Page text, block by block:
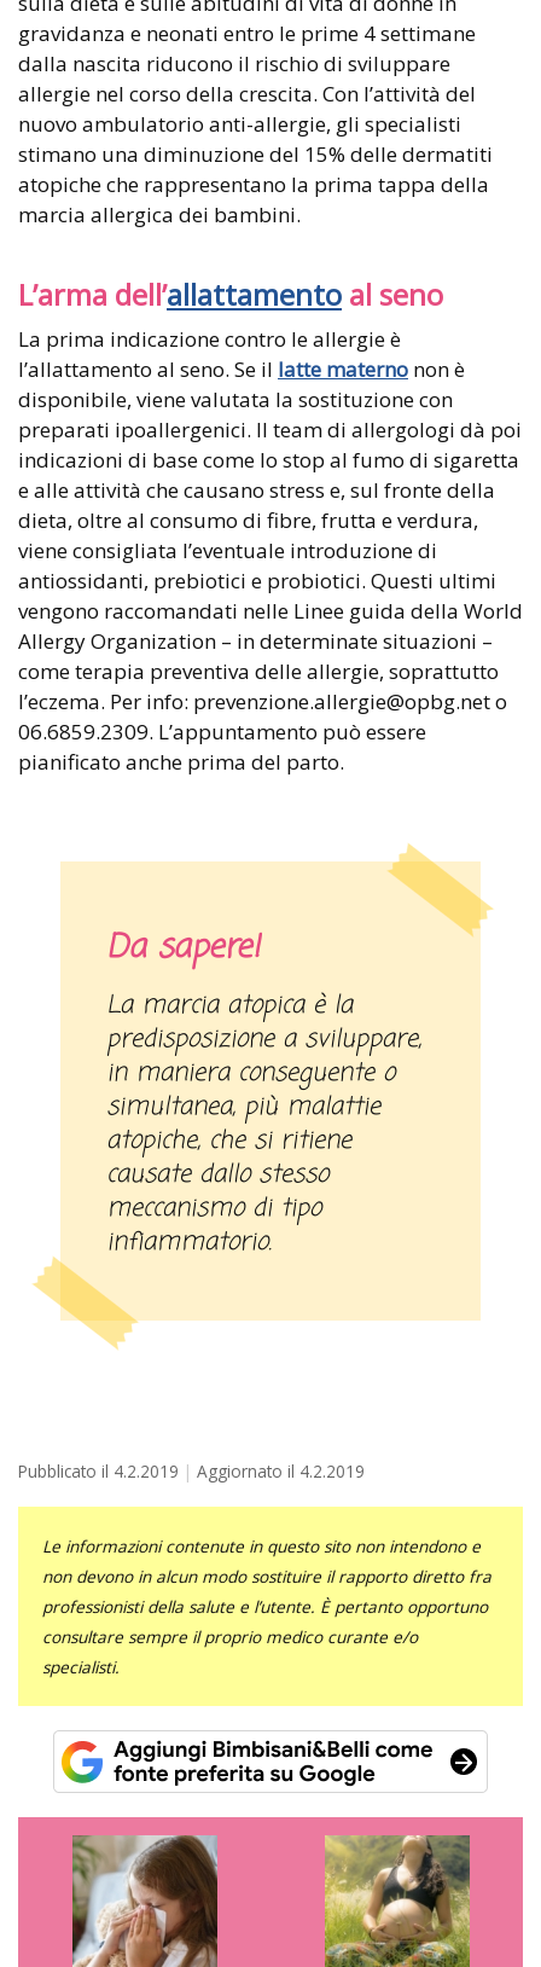
gravidanza e neonati entro le prime 4 settimane
dalla nascita riducono il rischio di sviluppare
allergie nel corso della crescita. Con l’attività del
nuovo ambulatorio anti-allergie, gli specialisti
stimano una diminuzione del 15% delle dermatiti
atopiche che rappresentano la prima tappa della
marcia allergica dei bambini.
L’arma dell’allattamento al seno
La prima indicazione contro le allergie è
l’allattamento al seno. Se il latte materno non è
disponibile, viene valutata la sostituzione con
preparati ipoallergenici. Il team di allergologi dà poi
indicazioni di base come lo stop al fumo di sigaretta
e alle attività che causano stress e, sul fronte della
dieta, oltre al consumo di fibre, frutta e verdura,
viene consigliata l’eventuale introduzione di
antiossidanti, prebiotici e probiotici. Questi ultimi
vengono raccomandati nelle Linee guida della World
Allergy Organization – in determinate situazioni –
come terapia preventiva delle allergie, soprattutto
l’eczema. Per info: prevenzione.allergie@opbg.net o
06.6859.2309. L’appuntamento può essere
pianificato anche prima del parto.
Da sapere!
La marcia atopica è la
predisposizione a sviluppare,
in maniera conseguente o
simultanea, più malattie
atopiche, che si ritiene
causate dallo stesso
meccanismo di tipo
infiammatorio.
Pubblicato il 4.2.2019 Aggiornato il 4.2.2019
Le informazioni contenute in questo sito non intendono e
non devono in alcun modo sostituire il rapporto diretto fra
professionisti della salute e l’utente. È pertanto opportuno
consultare sempre il proprio medico curante e/o
specialisti.